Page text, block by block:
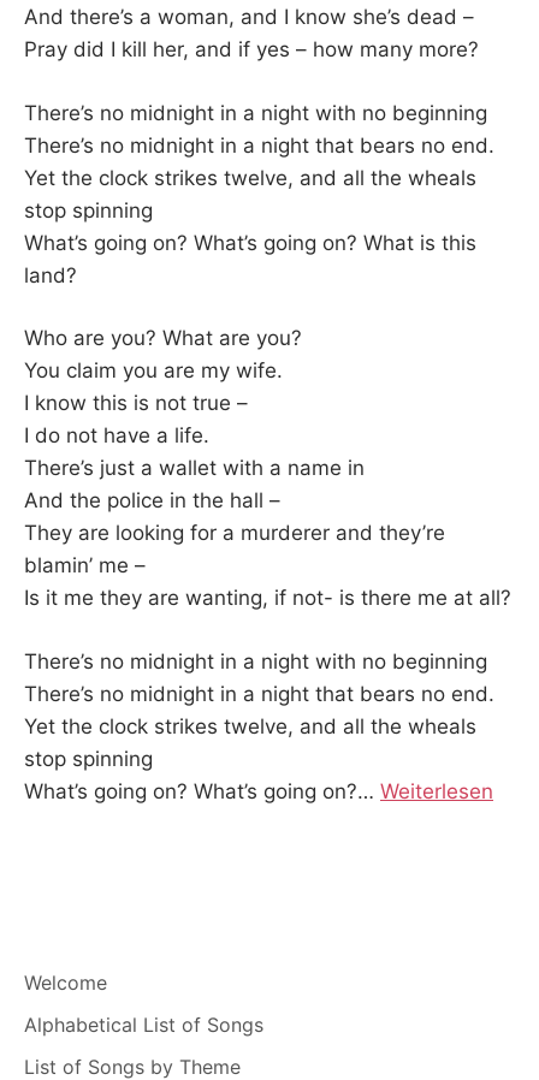
And there’s a woman, and I know she’s dead –
Pray did I kill her, and if yes – how many more?
There’s no midnight in a night with no beginning
There’s no midnight in a night that bears no end.
Yet the clock strikes twelve, and all the wheals
stop spinning
What’s going on? What’s going on? What is this
land?
Who are you? What are you?
You claim you are my wife.
I know this is not true –
I do not have a life.
There’s just a wallet with a name in
And the police in the hall –
They are looking for a murderer and they’re
blamin’ me –
Is it me they are wanting, if not- is there me at all?
There’s no midnight in a night with no beginning
There’s no midnight in a night that bears no end.
Yet the clock strikes twelve, and all the wheals
stop spinning
What’s going on? What’s going on?… Weiterlesen
Welcome
Alphabetical List of Songs
List of Songs by Theme